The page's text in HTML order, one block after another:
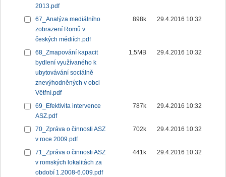
2013.pdf
67_Analýza mediálního
zobrazení Romů v
českých médiích.pdf
898k 29.4.2016 10:32
68_Zmapování kapacit
bydlení využívaného k
ubytovávání sociálně
znevýhodněných v obci
Větřní.pdf
1,5MB 29.4.2016 10:32
69_Efektivita intervence
ASZ.pdf
787k 29.4.2016 10:32
70_Zpráva o činnosti ASZ
v roce 2009.pdf
702k 29.4.2016 10:32
71_Zpráva o činnosti ASZ
v romských lokalitách za
období 1.2008-6.009.pdf
441k 29.4.2016 10:32